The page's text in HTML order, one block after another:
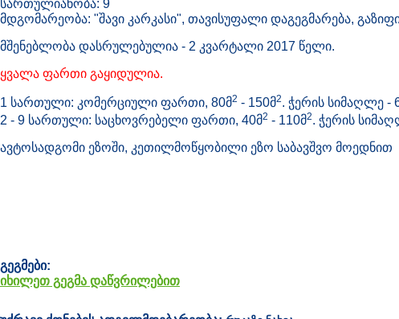
სართულიანობა: 9
მდგომარეობა: "შავი კარკასი", თავისუფალი დაგეგმარება,
მშენებლობა დასრულებულია - 2 კვარტალი 2017 წელი.
ყვალა ფართი გაყიდულია.
1 სართული: კომერციული ფართი, 80მ2 - 150მ2. ჭერის სიმაღლე -
2 - 9 სართული: საცხოვრებელი ფართი, 40მ2 - 110მ2. ჭერის
ავტოსადგომი ეზოში, კეთილმოწყობილი ეზო საბავშვო მოედნით
გეგმები:
იხილეთ გეგმა დაწვრილებით